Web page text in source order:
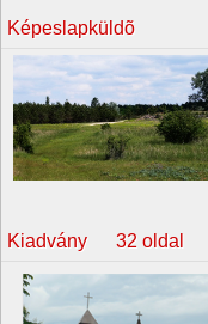
Képeslapküldõ
Kiadvány 32 oldal